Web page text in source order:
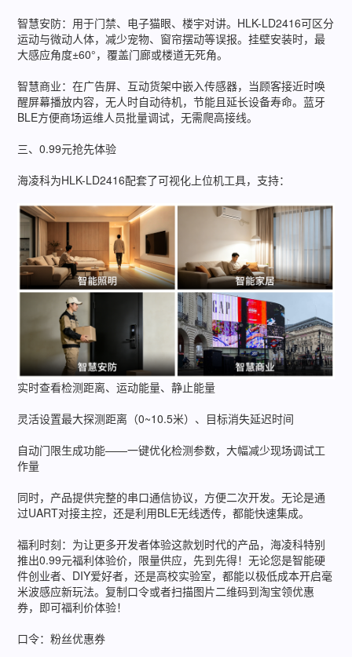
智慧安防：用于门禁、电子猫眼、楼宇对讲。HLK-LD2416可区分
运动与微动人体，减少宠物、窗帘摆动等误报。挂壁安装时，最
大感应角度±60°，覆盖门廊或楼道无死角。
智慧商业：在广告屏、互动货架中嵌入传感器，当顾客接近时唤
醒屏幕播放内容，无人时自动待机，节能且延长设备寿命。蓝牙
BLE方便商场运维人员批量调试，无需爬高接线。
三、0.99元抢先体验
海凌科为HLK-LD2416配套了可视化上位机工具，支持：
实时查看检测距离、运动能量、静止能量
灵活设置最大探测距离（0~10.5米）、目标消失延迟时间
自动门限生成功能——一键优化检测参数，大幅减少现场调试工
作量
同时，产品提供完整的串口通信协议，方便二次开发。无论是通
过UART对接主控，还是利用BLE无线透传，都能快速集成。
福利时刻：为让更多开发者体验这款划时代的产品，海凌科特别
推出0.99元福利体验价，限量供应，先到先得！无论您是智能硬
件创业者、DIY爱好者，还是高校实验室，都能以极低成本开启毫
米波感应新玩法。复制口令或者扫描图片二维码到淘宝领优惠
券，即可福利价体验！
口令：粉丝优惠券